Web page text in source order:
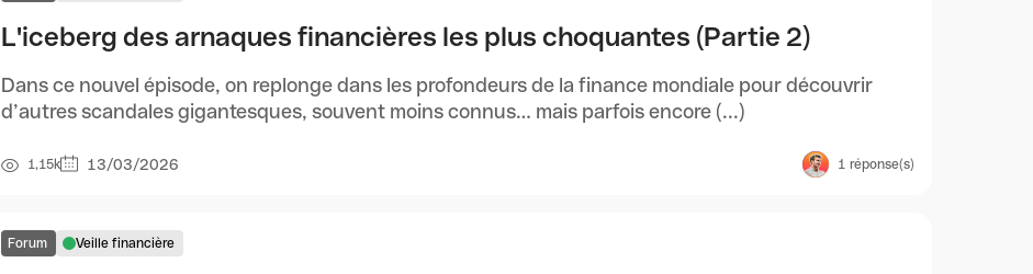
L'iceberg des arnaques financières les plus choquantes (Partie 2)
Dans ce nouvel épisode, on replonge dans les profondeurs de la finance mondiale pour découvrir
d’autres scandales gigantesques, souvent moins connus… mais parfois encore (...)
1,15k 13/03/2026 1 réponse(s)
Forum Veille financière